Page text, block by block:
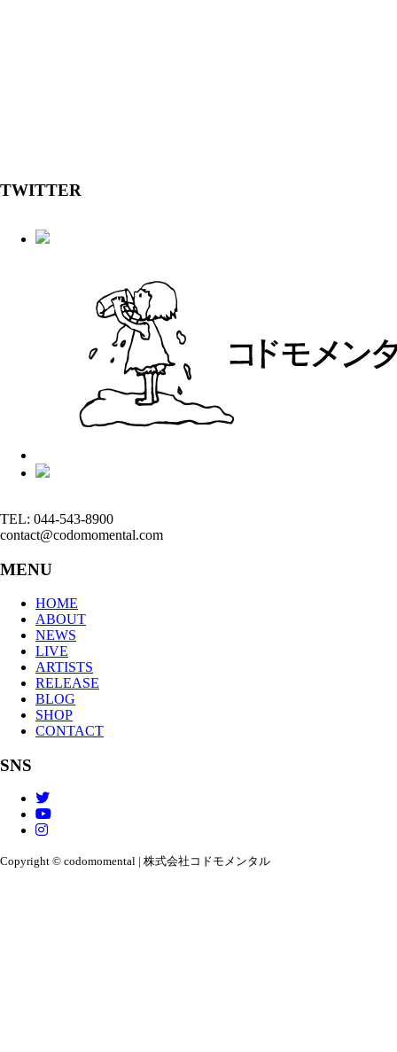
TWITTER
TEL: 044-543-8900
contact@codomomental.com
MENU
HOME
ABOUT
NEWS
LIVE
ARTISTS
RELEASE
BLOG
SHOP
CONTACT
SNS
Copyright © codomomental | 株式会社コドモメンタル